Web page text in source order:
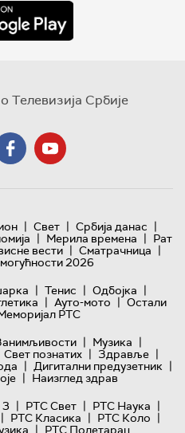
Телевизија Србије
| Свет | Србија данас |
| Мерила времена | Рат
вести | Сматрачница |
2026
| Тенис | Одбојка |
| Ауто-мото | Остали
РТС
| Музика |
Свет познатих | Здравље |
| Дигитални предузетник |
| Наизглед здрав
| РТС Свет | РТС Наука |
| РТС Класика | РТС Коло |